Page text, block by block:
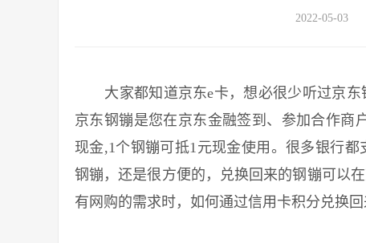
2022-05-03
大家都知道京东e卡，想必很少听过京东
京东钢镚是您在京东金融签到、参加合作商
现金,1个钢镚可抵1元现金使用。很多银行
钢镚，还是很方便的，兑换回来的钢镚可以
有网购的需求时，如何通过信用卡积分兑换